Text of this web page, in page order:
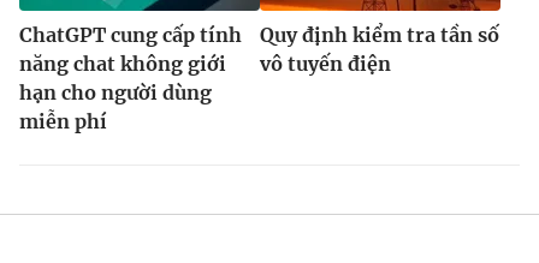
ChatGPT cung cấp tính
năng chat không giới
hạn cho người dùng
miễn phí
Quy định kiểm tra tần số
vô tuyến điện